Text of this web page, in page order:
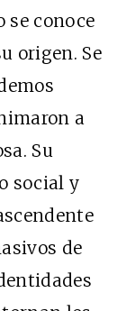
se conoce
origen. Se
a
Su
social y
de